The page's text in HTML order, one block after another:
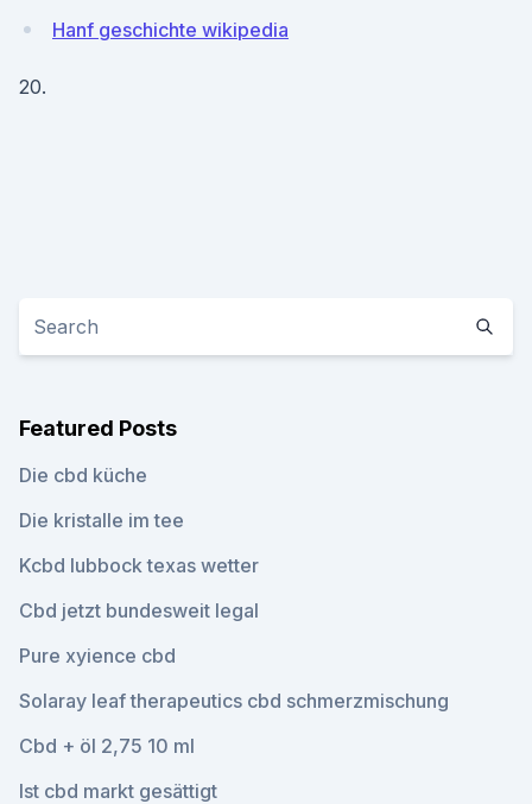
Hanf geschichte wikipedia
20.
Featured Posts
Die cbd küche
Die kristalle im tee
Kcbd lubbock texas wetter
Cbd jetzt bundesweit legal
Pure xyience cbd
Solaray leaf therapeutics cbd schmerzmischung
Cbd + öl 2,75 10 ml
Ist cbd markt gesättigt